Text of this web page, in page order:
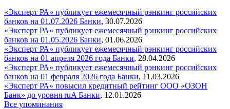
«Эксперт РА» публикует ежемесячный рэнкинг российских
банков на 01.07.2026 Банки, 30.07.2026
«Эксперт РА» публикует ежемесячный рэнкинг российских
банков на 01.05.2026 Банки, 01.06.2026
«Эксперт РА» публикует ежемесячный рэнкинг российских
банков на 01 апреля 2026 года Банки, 28.04.2026
«Эксперт РА» публикует ежемесячный рэнкинг российских
банков на 01 февраля 2026 года Банки, 11.03.2026
«Эксперт РА» повысил кредитный рейтинг ООО «ОЗОН
Банк» до уровня ruA Банки, 12.01.2026
Все упоминания